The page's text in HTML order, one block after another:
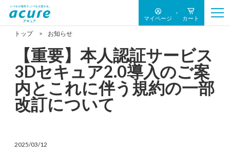
マイページ カート
トップ お知らせ
【重要】本人認証サービス
3Dセキュア2.0導入のご案
内とこれに伴う規約の一部
改訂について
2025/03/12